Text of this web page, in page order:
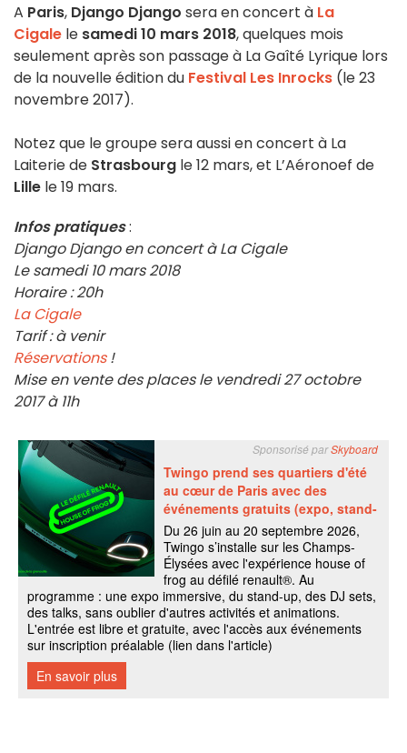
A Paris, Django Django sera en concert à La
Cigale le samedi 10 mars 2018, quelques mois
seulement après son passage à La Gaîté Lyrique lors
de la nouvelle édition du Festival Les Inrocks (le 23
novembre 2017).
Notez que le groupe sera aussi en concert à La
Laiterie de Strasbourg le 12 mars, et L’Aéronoef de
Lille le 19 mars.
Infos pratiques:
Django Django en concert à La Cigale
Le samedi 10 mars 2018
Horaire : 20h
La Cigale
Tarif : à venir
Réservations!
Mise en vente des places le vendredi 27 octobre
2017 à 11h